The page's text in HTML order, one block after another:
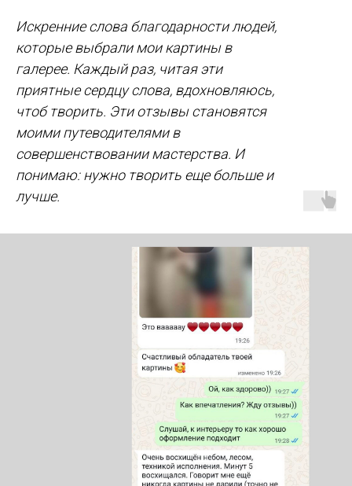
Искренние слова благодарности людей,
которые выбрали мои картины в
галерее. Каждый раз, читая эти
приятные сердцу слова, вдохновляюсь,
чтоб творить. Эти отзывы становятся
моими путеводителями в
совершенствовании мастерства. И
понимаю: нужно творить еще больше и
лучше.